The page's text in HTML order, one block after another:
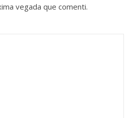
vegada que comenti.